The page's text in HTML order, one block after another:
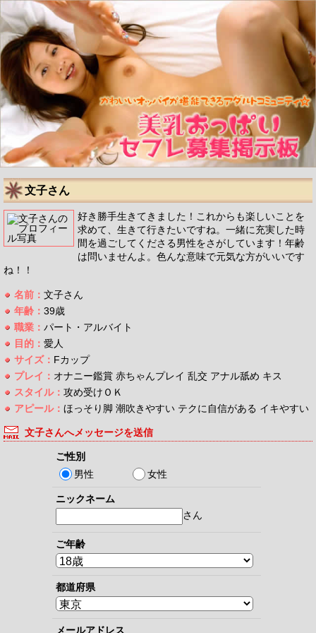
文子さん
好き勝手生きてきました！これからも楽しいことを
求めて、生きて行きたいですね。一緒に充実した時
間を過ごしてくださる男性をさがしています！年齢
は問いませんよ。色んな意味で元気な方がいいです
ね！！
名前： 文子さん
年齢： 39歳
職業： パート・アルバイト
目的： 愛人
サイズ： Fカップ
プレイ： オナニー鑑賞 赤ちゃんプレイ 乱交 アナル舐め キス
スタイル： 攻め受けＯＫ
アピール： ほっそり脚 潮吹きやすい テクに自信がある イキやすい
文子さんへメッセージを送信